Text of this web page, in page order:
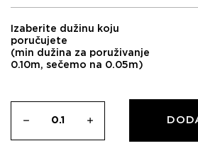
Izaberite dužinu koju
poručujete
(min dužina za poruživanje
0.10m, sečemo na 0.05m)